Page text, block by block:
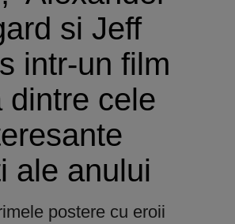
si Jeff
intr-un film
dintre cele
ale anului
postere cu eroii